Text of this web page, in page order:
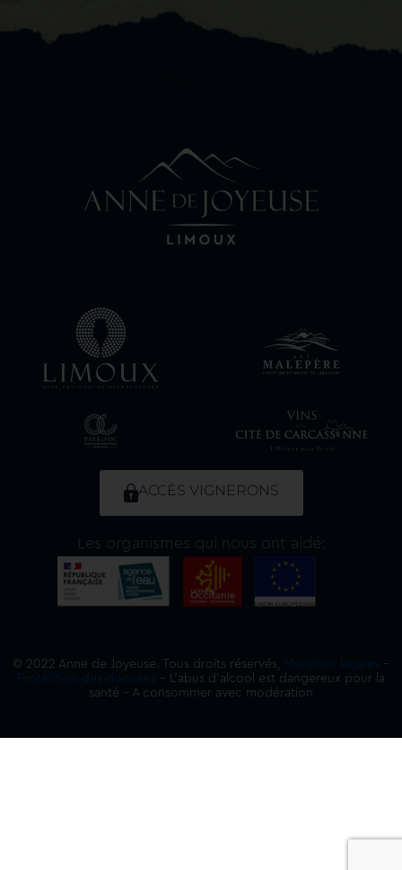
ACCÈS VIGNERONS
Les organismes qui nous ont aidé:
© 2022 Anne de Joyeuse. Tous droits réservés, Mentions légales –
Protection des données – L’abus d’alcool est dangereux pour la
santé – A consommer avec modération